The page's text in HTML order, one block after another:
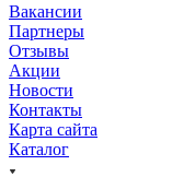
Вакансии
Партнеры
Отзывы
Акции
Новости
Контакты
Карта сайта
Каталог